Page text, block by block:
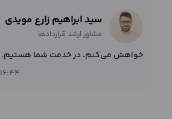
سید ابراهیم زارع مویدی
مشاور ارشد قراردادها
خواهش می‌کنم. در خدمت شما هستیم.
16:44